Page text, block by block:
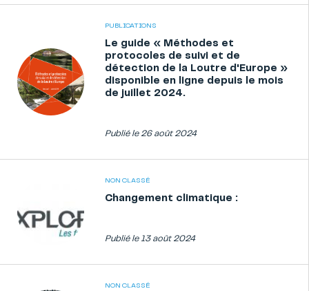
PUBLICATIONS
Le guide « Méthodes et
protocoles de suivi et de
détection de la Loutre d'Europe »
disponible en ligne depuis le mois
de juillet 2024.
Publié le 26 août 2024
NON CLASSÉ
Changement climatique :
Publié le 13 août 2024
NON CLASSÉ